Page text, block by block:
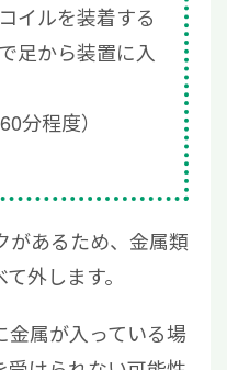
イルを装着する
足から装置に入
分程度）
があるため、金属類
外します。
金属が入っている場